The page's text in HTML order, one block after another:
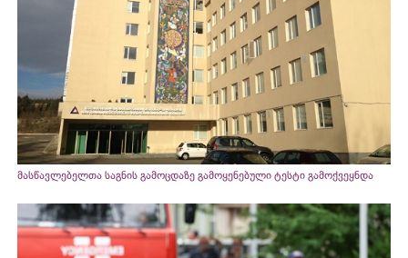
მასწავლებელთა საგნის გამოცდაზე გამოყენებული ტესტი გამოქვეყნდა